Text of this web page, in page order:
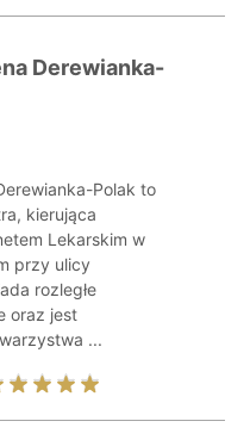
Derewianka-
Polak to
kierująca
Lekarskim w
przy ulicy
rozległe
oraz jest
...